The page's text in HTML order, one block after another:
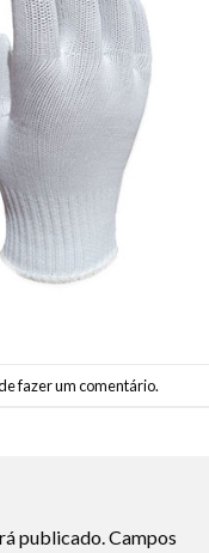
fazer um comentário.
publicado.Campos